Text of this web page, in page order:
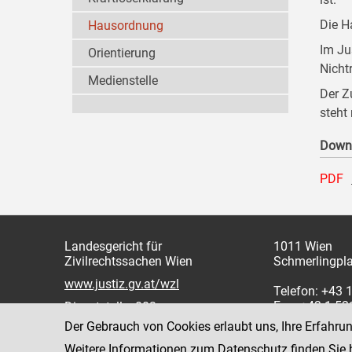
Die
Im
Der
steht
PDF
Hausordnung
Orientierung
Medienstelle
Landesgericht für
Zivilrechtssachen Wien
www.justiz.gv.at/wzl
Dienststelle: 003
1011 Wien
Telefon: +43
Fax: +43 1
Der Gebrauch von Cookies erlaubt uns, Ihre